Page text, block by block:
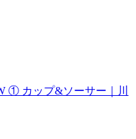
① カップ&ソーサー｜川